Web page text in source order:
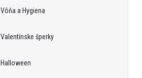
Vôňa a Hygiena
Valentínske šperky
Halloween